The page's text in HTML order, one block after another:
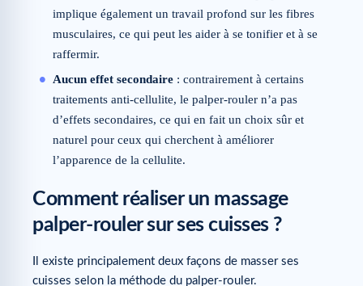
implique également un travail profond sur les fibres
musculaires, ce qui peut les aider à se tonifier et à se
raffermir.
Aucun effet secondaire : contrairement à certains
traitements anti-cellulite, le palper-rouler n’a pas
d’effets secondaires, ce qui en fait un choix sûr et
naturel pour ceux qui cherchent à améliorer
l’apparence de la cellulite.
Comment réaliser un massage
palper-rouler sur ses cuisses ?
Il existe principalement deux façons de masser ses
cuisses selon la méthode du palper-rouler.